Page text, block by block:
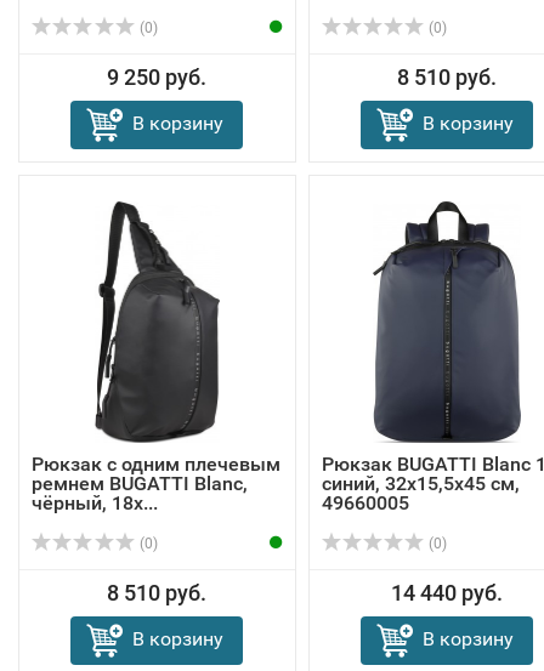
(0)
9 250 руб.
В корзину
(0)
8 510 руб.
В корзину
Рюкзак с одним плечевым
ремнем BUGATTI Blanc,
чёрный, 18х...
(0)
8 510 руб.
В корзину
Рюкзак BUGATTI Blanc
синий, 32х15,5х45 см,
49660005
(0)
14 440 руб.
В корзину